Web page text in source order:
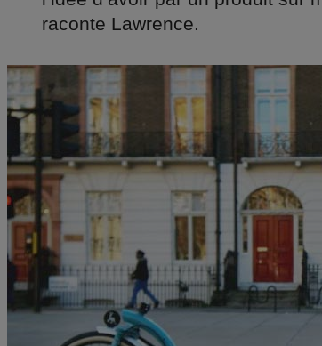
raconte Lawrence.